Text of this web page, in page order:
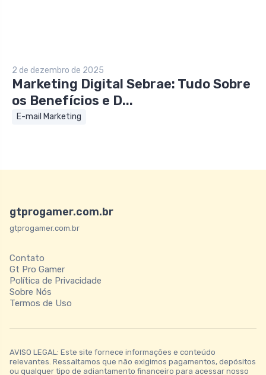
2 de dezembro de 2025
Marketing Digital Sebrae: Tudo Sobre
os Benefícios e D...
E-mail Marketing
gtprogamer.com.br
gtprogamer.com.br
Contato
Gt Pro Gamer
Política de Privacidade
Sobre Nós
Termos de Uso
AVISO LEGAL: Este site fornece informações e conteúdo
relevantes. Ressaltamos que não exigimos pagamentos, depósitos
ou qualquer tipo de adiantamento financeiro para acessar nosso